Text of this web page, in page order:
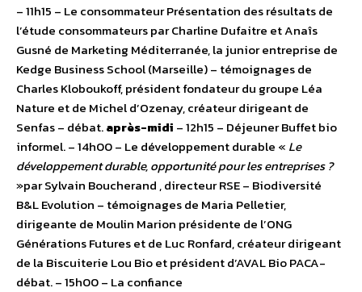
– 11h15 – Le consommateur Présentation des résultats de
l’étude consommateurs par Charline Dufaitre et Anaîs
Gusné de Marketing Méditerranée, la junior entreprise de
Kedge Business School (Marseille) – témoignages de
Charles Kloboukoff, président fondateur du groupe Léa
Nature et de Michel d’Ozenay, créateur dirigeant de
Senfas – débat.après-midi – 12h15 – Déjeuner Buffet bio
informel. – 14h00 – Le développement durable « Le
développement durable, opportunité pour les entreprises ?
»par Sylvain Boucherand , directeur RSE – Biodiversité
B&L Evolution – témoignages de Maria Pelletier,
dirigeante de Moulin Marion présidente de l’ONG
Générations Futures et de Luc Ronfard, créateur dirigeant
de la Biscuiterie Lou Bio et président d’AVAL Bio PACA-
débat. – 15h00 – La confiance